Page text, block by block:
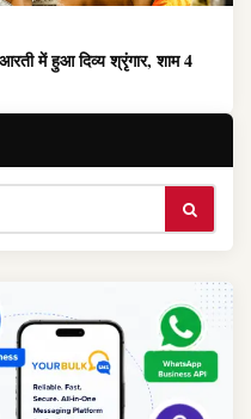
में हुआ दिव्य श्रृंगार, शाम 4